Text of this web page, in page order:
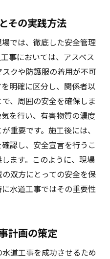
その実践方法
では、徹底した安全管理
事においては、アスベス
クや防護服の着用が不可
明確に区分し、関係者以
、周囲の安全を確保しま
を行い、有害物質の濃度
重要です。施工後には、
認し、安全宣言を行うこ
ます。このように、現場
双方にとっての安全を保
水道工事ではその重要性
計画の策定
道工事を成功させるため